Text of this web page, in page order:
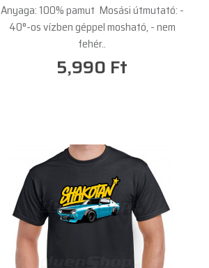
Anyaga: 100% pamut Mosási útmutató: -
40°-os vízben géppel mosható, - nem
fehér..
5,990 Ft